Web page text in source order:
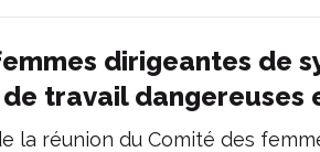
dirigeantes de
travail dangereuses
la réunion du Comité des